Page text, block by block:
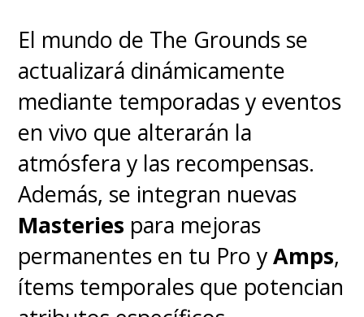
El mundo de The Grounds se
actualizará dinámicamente
mediante temporadas y eventos
en vivo que alterarán la
atmósfera y las recompensas.
Además, se integran nuevas
Masteries para mejoras
permanentes en tu Pro yAmps,
ítems temporales que potencian